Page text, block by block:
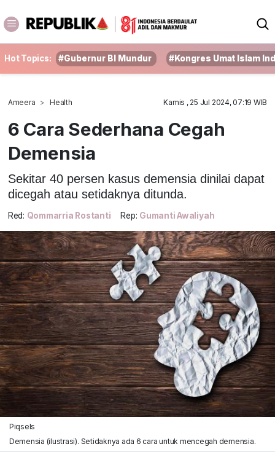
Hot Topics: #Gubernur BI Mundur #Kongres Umat Islam
Ameera Health Kamis , 25 Jul 2024, 07:19 WIB
6 Cara Sederhana Cegah
Demensia
Sekitar 40 persen kasus demensia dinilai dapat
dicegah atau setidaknya ditunda.
Red: Qommarria Rostanti Rep: Gumanti Awaliyah
Piqsels
Demensia (ilustrasi). Setidaknya ada 6 cara untuk mencegah demensia.